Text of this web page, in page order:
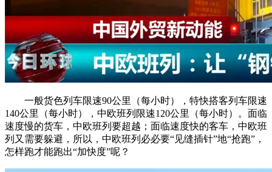
一般货色列车限速90公里（每小时），特快搭客列车限速
140公里（每小时），中欧班列限速120公里（每小时）。面临
速度慢的货车，中欧班列要超越；面临速度快的客车，中欧班
列又需要躲避，所以，中欧班列必必要“见缝插针”地“抢跑”，
怎样跑才能跑出“加快度”呢？